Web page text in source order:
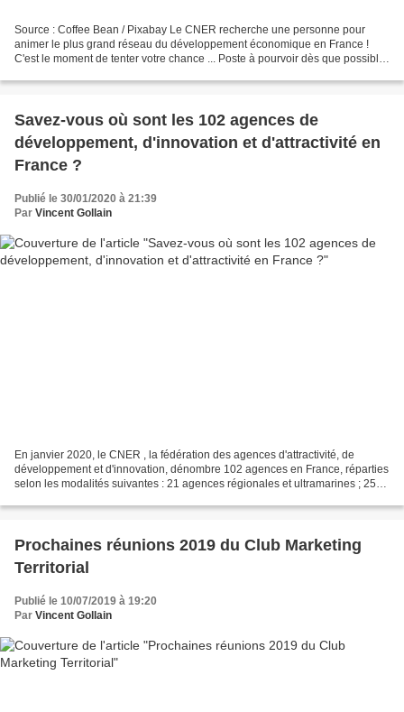
Source : Coffee Bean / Pixabay Le CNER recherche une personne pour
animer le plus grand réseau du développement économique en France !
C'est le moment de tenter votre chance ... Poste à pourvoir dès que possible,
Savez-vous où sont les 102 agences de
développement, d'innovation et d'attractivité en
France ?
Publié le 30/01/2020 à 21:39
Par Vincent Gollain
En janvier 2020, le CNER , la fédération des agences d'attractivité, de
développement et d'innovation, dénombre 102 agences en France, réparties
selon les modalités suivantes : 21 agences régionales et ultramarines ; 25
Prochaines réunions 2019 du Club Marketing
Territorial
Publié le 10/07/2019 à 19:20
Par Vincent Gollain